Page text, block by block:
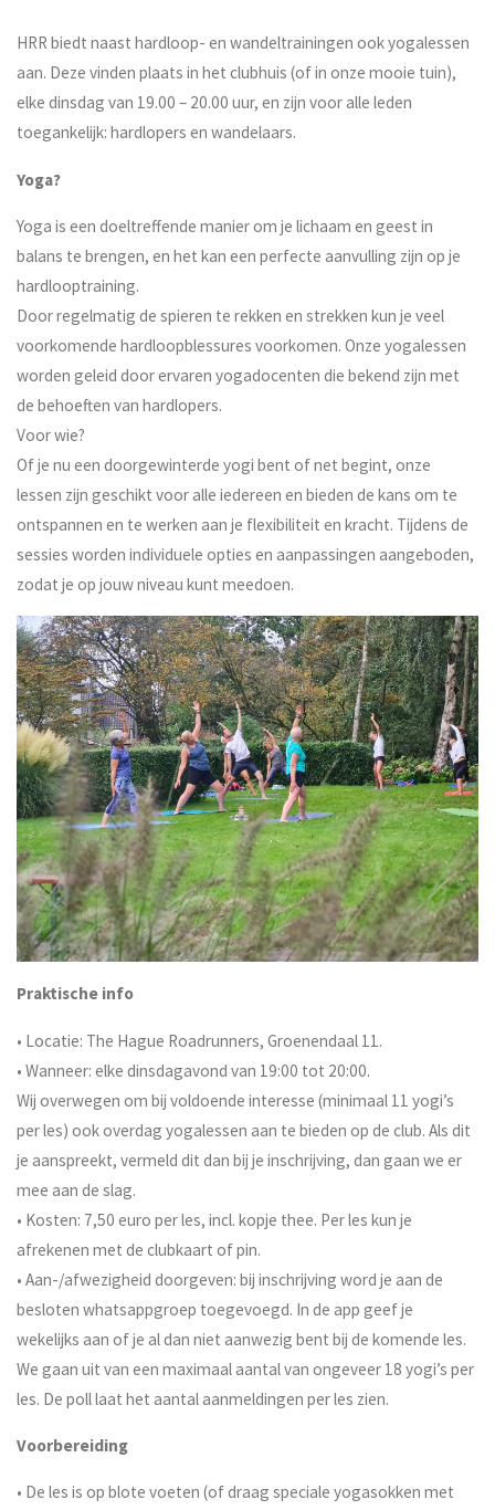
HRR biedt naast hardloop- en wandeltrainingen ook yogalessen
aan. Deze vinden plaats in het clubhuis (of in onze mooie tuin),
elke dinsdag van 19.00 – 20.00 uur, en zijn voor alle leden
toegankelijk: hardlopers en wandelaars.
Yoga?
Yoga is een doeltreffende manier om je lichaam en geest in
balans te brengen, en het kan een perfecte aanvulling zijn op je
hardlooptraining.
Door regelmatig de spieren te rekken en strekken kun je veel
voorkomende hardloopblessures voorkomen. Onze yogalessen
worden geleid door ervaren yogadocenten die bekend zijn met
de behoeften van hardlopers.
Voor wie?
Of je nu een doorgewinterde yogi bent of net begint, onze
lessen zijn geschikt voor alle iedereen en bieden de kans om te
ontspannen en te werken aan je flexibiliteit en kracht. Tijdens de
sessies worden individuele opties en aanpassingen aangeboden,
zodat je op jouw niveau kunt meedoen.
Praktische info
• Locatie: The Hague Roadrunners, Groenendaal 11.
• Wanneer: elke dinsdagavond van 19:00 tot 20:00.
Wij overwegen om bij voldoende interesse (minimaal 11 yogi’s
per les) ook overdag yogalessen aan te bieden op de club. Als dit
je aanspreekt, vermeld dit dan bij je inschrijving, dan gaan we er
mee aan de slag.
• Kosten: 7,50 euro per les, incl. kopje thee. Per les kun je
afrekenen met de clubkaart of pin.
• Aan-/afwezigheid doorgeven: bij inschrijving word je aan de
besloten whatsappgroep toegevoegd. In de app geef je
wekelijks aan of je al dan niet aanwezig bent bij de komende les.
We gaan uit van een maximaal aantal van ongeveer 18 yogi’s per
les. De poll laat het aantal aanmeldingen per les zien.
Voorbereiding
• De les is op blote voeten (of draag speciale yogasokken met